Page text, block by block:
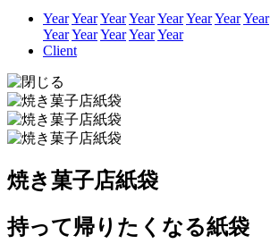
YearYearYearYearYearYearYearYear
YearYearYearYearYear
Client
焼き菓子店紙袋
持って帰りたくなる紙袋